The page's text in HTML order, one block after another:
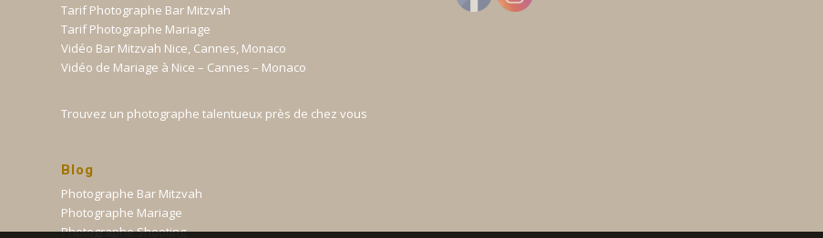
Tarif Photographe Bar Mitzvah
Tarif Photographe Mariage
Vidéo Bar Mitzvah Nice, Cannes, Monaco
Vidéo de Mariage à Nice – Cannes – Monaco
Trouvez un photographe talentueux près de chez vous
Blog
Photographe Bar Mitzvah
Photographe Mariage
Photographe Shooting